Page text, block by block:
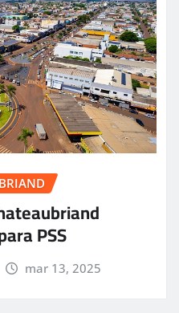
PSS
mar 13, 2025